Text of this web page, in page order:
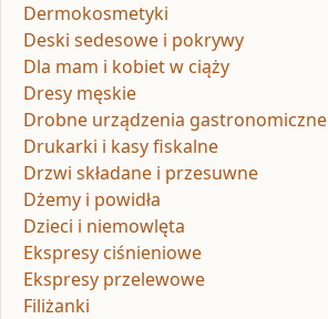
Dermokosmetyki
Deski sedesowe i pokrywy
Dla mam i kobiet w ciąży
Dresy męskie
Drobne urządzenia gastronomiczne
Drukarki i kasy fiskalne
Drzwi składane i przesuwne
Dżemy i powidła
Dzieci i niemowlęta
Ekspresy ciśnieniowe
Ekspresy przelewowe
Filiżanki